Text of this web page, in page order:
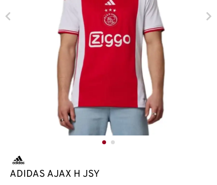
ADIDAS AJAX H JSY